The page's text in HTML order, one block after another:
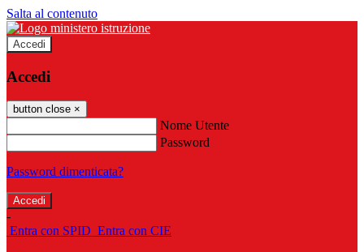
Salta al contenuto
Accedi
Accedi
button close ×
Nome Utente
Password
Password dimenticata?
-
Entra con SPID Entra con CIE